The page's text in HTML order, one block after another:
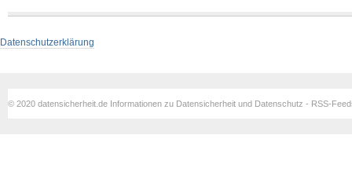
Datenschutzerklärung
© 2020 datensicherheit.de Informationen zu Datensicherheit und Datenschutz - RSS-